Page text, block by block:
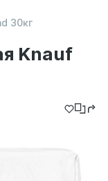
Knauf
30кг